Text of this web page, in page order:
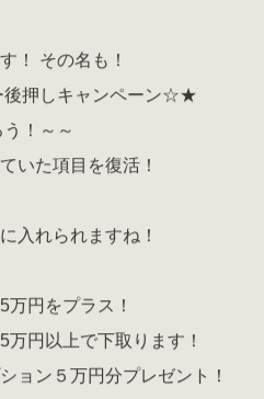
！ その名も！
後押しキャンペーン☆★
！～～
いた項目を復活！
入れられますね！
円をプラス！
円以上で下取ります！
ョン５万円分プレゼント！